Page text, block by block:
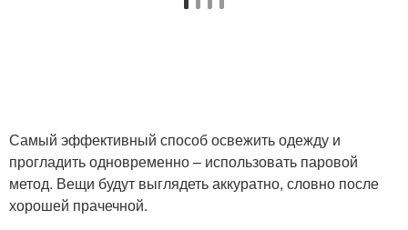
Самый эффективный способ освежить одежду и
прогладить одновременно – использовать паровой
метод. Вещи будут выглядеть аккуратно, словно после
хорошей прачечной.